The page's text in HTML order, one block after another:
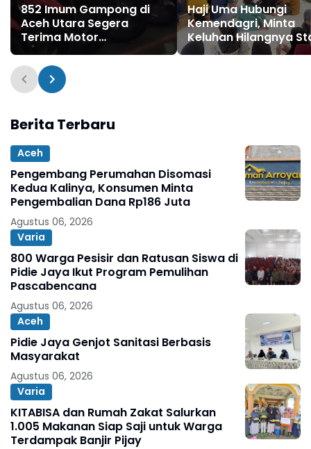
852 Imum Gampong di
Aceh Utara Segera
Terima Motor
Operasional
Haji Uma Hubungi
Kemendagri, Minta
Keluhan Hilangnya
Gampong Alue
Berita Terbaru
Aceh
Pengembang Perumahan Disomasi
Kedua Kalinya, Konsumen Minta
Pengembalian Dana Rp186 Juta
Agustus 06, 2026
Varia
800 Warga Pesisir dan Ratusan Siswa di
Pidie Jaya Ikut Program Pemulihan
Pascabencana
Agustus 06, 2026
Aceh
Pidie Jaya Genjot Sanitasi Berbasis
Masyarakat
Agustus 06, 2026
Varia
KITABISA dan Rumah Zakat Salurkan
1.005 Makanan Siap Saji untuk Warga
Terdampak Banjir Pijay